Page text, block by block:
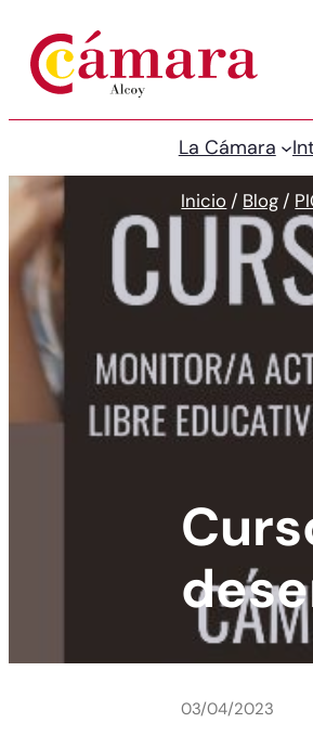
La Cámara
Inicio / Blog /
03/04/2023